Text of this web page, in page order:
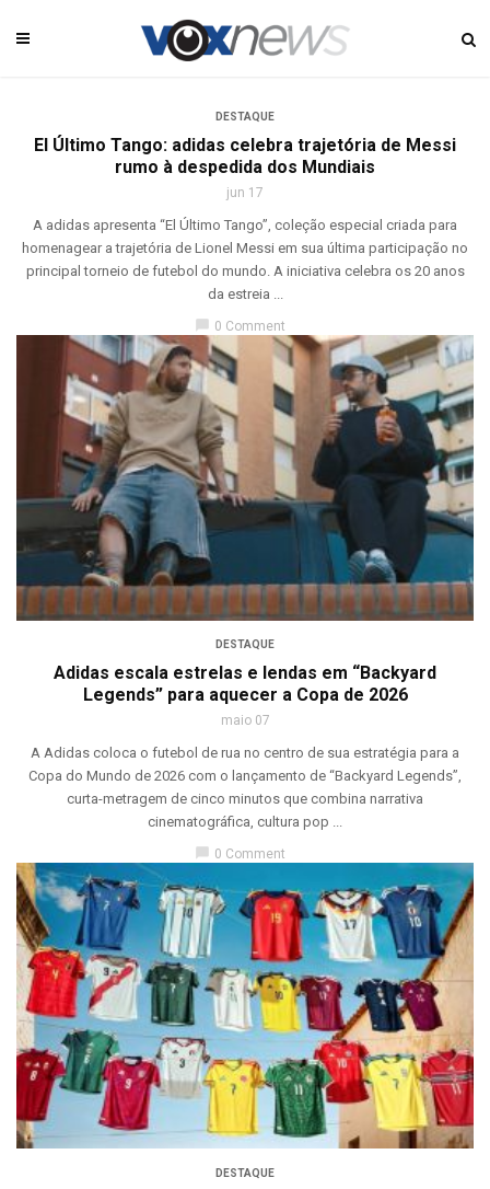
DESTAQUE
El Último Tango: adidas celebra trajetória de Messi
rumo à despedida dos Mundiais
jun 17
A adidas apresenta “El Último Tango”, coleção especial criada para
homenagear a trajetória de Lionel Messi em sua última participação no
principal torneio de futebol do mundo. A iniciativa celebra os 20 anos
da estreia ...
chat_bubble 0 Comment
DESTAQUE
Adidas escala estrelas e lendas em “Backyard
Legends” para aquecer a Copa de 2026
maio 07
A Adidas coloca o futebol de rua no centro de sua estratégia para a
Copa do Mundo de 2026 com o lançamento de “Backyard Legends”,
curta-metragem de cinco minutos que combina narrativa
cinematográfica, cultura pop ...
chat_bubble 0 Comment
DESTAQUE